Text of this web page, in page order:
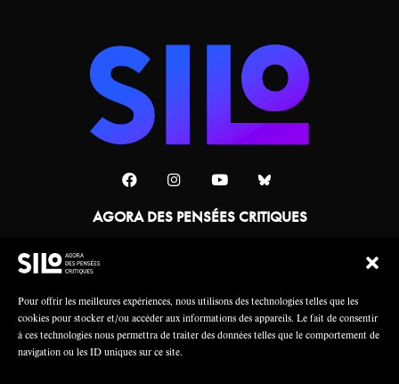
Pour offrir les meilleures expériences, nous utilisons des technologies telles que les
cookies pour stocker et/ou accéder aux informations des appareils. Le fait de consentir
à ces technologies nous permettra de traiter des données telles que le comportement de
navigation ou les ID uniques sur ce site.
AGORA DES PENSÉES CRITIQUES